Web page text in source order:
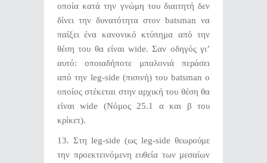
οποία κατά την γνώμη του διαιτητή δεν
δίνει την δυνατότητα στον batsman να
παίξει ένα κανονικό κτύπημα από την
θέση του θα είναι wide. Σαν οδηγός γι’
αυτό: οποιαδήποτε μπαλονιά περάσει
από την leg-side (πισινή) του batsman ο
οποίος στέκεται στην αρχική του θέση θα
είναι wide (Νόμος 25.1 α και β του
κρίκετ).
13. Στη leg-side (ως leg-side θεωρούμε
την προεκτεινόμενη ευθεία των μεσαίων